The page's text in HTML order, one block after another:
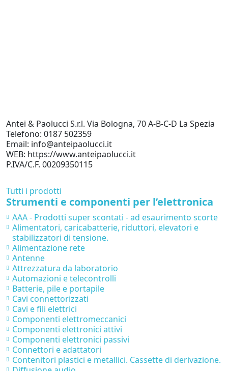
Antei & Paolucci S.r.l. Via Bologna, 70 A-B-C-D La Spezia
Telefono: 0187 502359
Email: info@anteipaolucci.it
WEB: https://www.anteipaolucci.it
P.IVA/C.F. 00209350115
Tutti i prodotti
Strumenti e componenti per l’elettronica
AAA - Prodotti super scontati - ad esaurimento scorte
Alimentatori, caricabatterie, riduttori, elevatori e
stabilizzatori di tensione.
Alimentazione rete
Antenne
Attrezzatura da laboratorio
Automazioni e telecontrolli
Batterie, pile e portapile
Cavi connettorizzati
Cavi e fili elettrici
Componenti elettromeccanici
Componenti elettronici attivi
Componenti elettronici passivi
Connettori e adattatori
Contenitori plastici e metallici. Cassette di derivazione.